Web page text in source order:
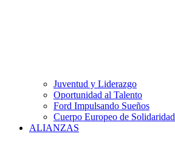
Juventud y Liderazgo
Oportunidad al Talento
Ford Impulsando Sueños
Cuerpo Europeo de Solidaridad
ALIANZAS